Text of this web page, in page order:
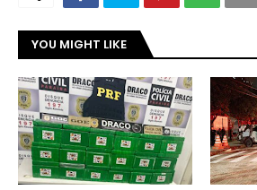
YOU MIGHT LIKE